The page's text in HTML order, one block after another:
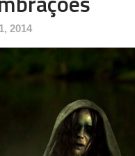
2014